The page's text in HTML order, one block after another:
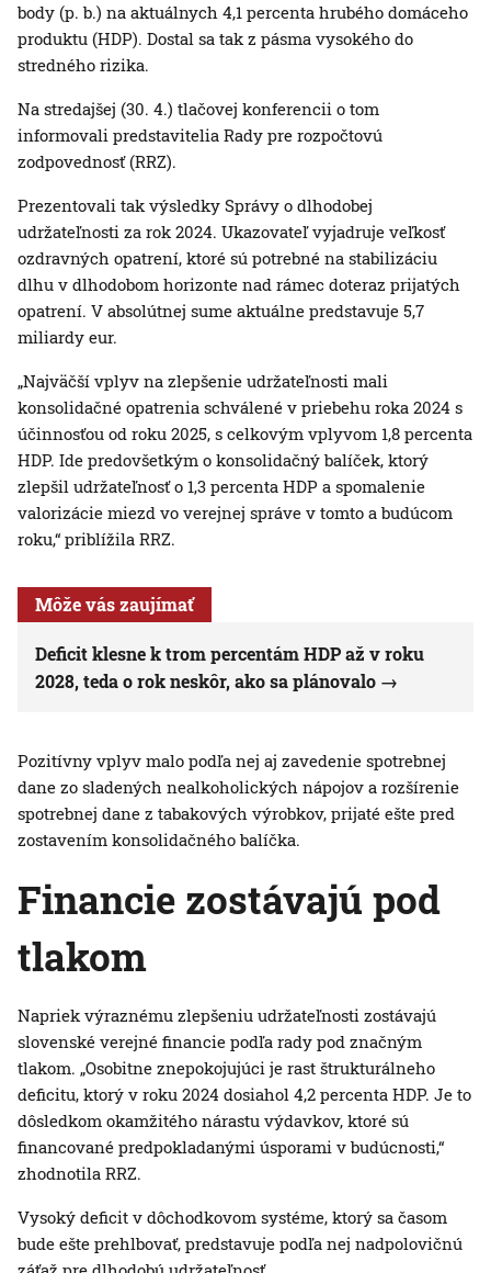
body (p. b.) na aktuálnych 4,1 percenta hrubého domáceho
produktu (HDP). Dostal sa tak z pásma vysokého do
stredného rizika.
Na stredajšej (30. 4.) tlačovej konferencii o tom
informovali predstavitelia Rady pre rozpočtovú
zodpovednosť (RRZ).
Prezentovali tak výsledky Správy o dlhodobej
udržateľnosti za rok 2024. Ukazovateľ vyjadruje veľkosť
ozdravných opatrení, ktoré sú potrebné na stabilizáciu
dlhu v dlhodobom horizonte nad rámec doteraz prijatých
opatrení. V absolútnej sume aktuálne predstavuje 5,7
miliardy eur.
„Najväčší vplyv na zlepšenie udržateľnosti mali
konsolidačné opatrenia schválené v priebehu roka 2024 s
účinnosťou od roku 2025, s celkovým vplyvom 1,8 percenta
HDP. Ide predovšetkým o konsolidačný balíček, ktorý
zlepšil udržateľnosť o 1,3 percenta HDP a spomalenie
valorizácie miezd vo verejnej správe v tomto a budúcom
roku,“ priblížila RRZ.
Môže vás zaujímať
Deficit klesne k trom percentám HDP až v roku
2028, teda o rok neskôr, ako sa plánovalo
Pozitívny vplyv malo podľa nej aj zavedenie spotrebnej
dane zo sladených nealkoholických nápojov a rozšírenie
spotrebnej dane z tabakových výrobkov, prijaté ešte pred
zostavením konsolidačného balíčka.
Financie zostávajú pod
tlakom
Napriek výraznému zlepšeniu udržateľnosti zostávajú
slovenské verejné financie podľa rady pod značným
tlakom. „Osobitne znepokojujúci je rast štrukturálneho
deficitu, ktorý v roku 2024 dosiahol 4,2 percenta HDP. Je to
dôsledkom okamžitého nárastu výdavkov, ktoré sú
financované predpokladanými úsporami v budúcnosti,“
zhodnotila RRZ.
Vysoký deficit v dôchodkovom systéme, ktorý sa časom
bude ešte prehlbovať, predstavuje podľa nej nadpolovičnú